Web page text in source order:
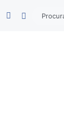
FacebookYouTube
Entrar